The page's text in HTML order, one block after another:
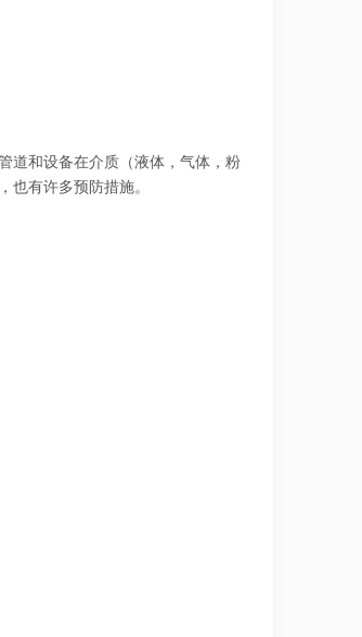
道和设备在介质（液体，气体，粉
，也有许多预防措施。